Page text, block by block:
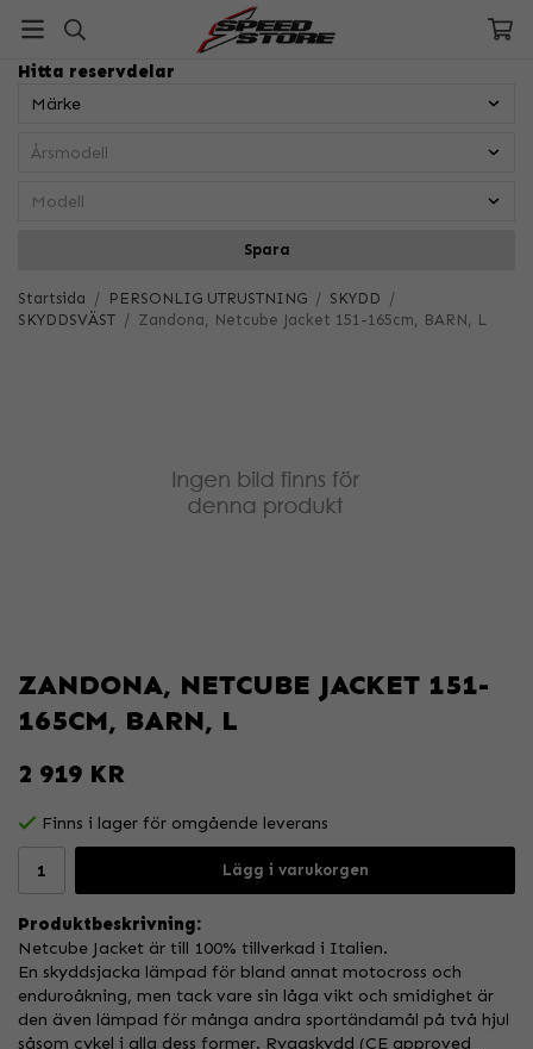
Hitta reservdelar
Spara
Startsida / PERSONLIG UTRUSTNING / SKYDD /
SKYDDSVÄST / Zandona, Netcube Jacket 151-165cm, BARN, L
ZANDONA, NETCUBE JACKET 151-
165CM, BARN, L
2 919 KR
Finns i lager för omgående leverans
Lägg i varukorgen
Produktbeskrivning:
Netcube Jacket är till 100% tillverkad i Italien.
En skyddsjacka lämpad för bland annat motocross och
enduroåkning, men tack vare sin låga vikt och smidighet är
den även lämpad för många andra sportändamål på två hjul
såsom cykel i alla dess former. Ryggskydd (CE approved